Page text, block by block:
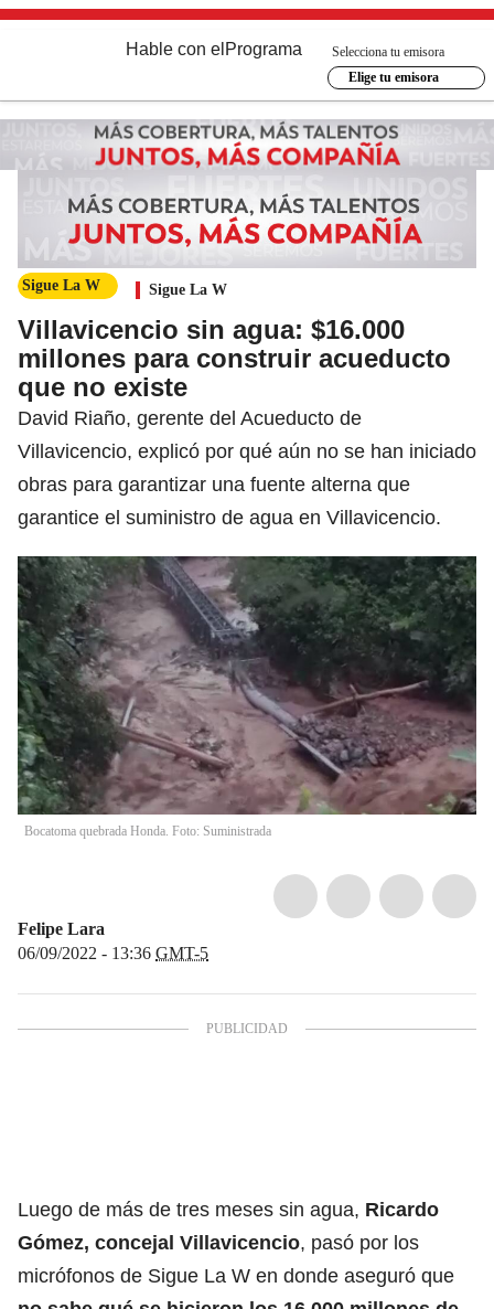
Hable con el Programa
Selecciona tu emisora
Elige tu emisora
Sigue La W Sigue La W
Villavicencio sin agua: $16.000
millones para construir acueducto
que no existe
David Riaño, gerente del Acueducto de
Villavicencio, explicó por qué aún no se han iniciado
obras para garantizar una fuente alterna que
garantice el suministro de agua en Villavicencio.
Bocatoma quebrada Honda. Foto: Suministrada
Felipe Lara
06/09/2022 - 13:36 GMT-5
Luego de más de tres meses sin agua, Ricardo
Gómez, concejal Villavicencio, pasó por los
micrófonos de Sigue La W en donde aseguró que